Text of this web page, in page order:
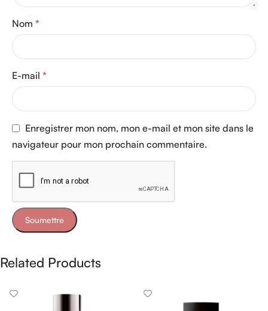
Nom *
E-mail *
Enregistrer mon nom, mon e-mail et mon site dans le
navigateur pour mon prochain commentaire.
Related Products